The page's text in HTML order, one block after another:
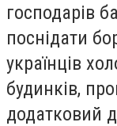
господарів
поснідати
українців
будинків,
додатковий